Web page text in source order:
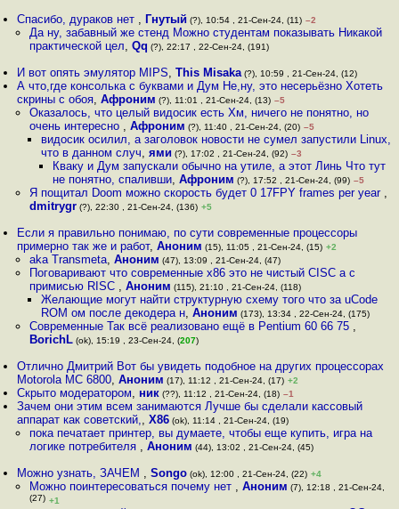
Спасибо, дураков нет , Гнутый (?), 10:54 , 21-Сен-24, (11) –2
Да ну, забавный же стенд Можно студентам показывать Никакой
практической цел, Qq (?), 22:17 , 22-Сен-24, (191)
И вот опять эмулятор MIPS,This Misaka (?), 10:59 , 21-Сен-24, (12)
А что,где консолька с буквами и Дум Не,ну, это несерьёзно Хотеть
скрины с обоя,Афроним (?), 11:01 , 21-Сен-24, (13) –5
Оказалось, что целый видосик есть Хм, ничего не понятно, но
очень интересно , Афроним (?), 11:40 , 21-Сен-24, (20) –5
видосик осилил, а заголовок новости не сумел запустили Linux,
что в данном случ, ями (?), 17:02 , 21-Сен-24, (92) –3
Кваку и Дум запускали обычно на утиле, а этот Линь Что тут
не понятно, спаливши,Афроним (?), 17:52 , 21-Сен-24, (99) –5
Я пощитал Doom можно скорость будет 0 17FPY frames per year ,
dmitrygr(?), 22:30 , 21-Сен-24, (136) +5
Если я правильно понимаю, по сути современные процессоры
примерно так же и работ,Аноним (15), 11:05 , 21-Сен-24, (15) +2
aka Transmeta, Аноним (47), 13:09 , 21-Сен-24, (47)
Поговаривают что современные x86 это не чистый CISC а с
примисью RISC , Аноним (115), 21:10 , 21-Сен-24, (118)
Желающие могут найти структурную схему того что за uCode
ROM ом после декодера н, Аноним (173), 13:34 , 22-Сен-24, (175)
Современные Так всё реализовано ещё в Pentium 60 66 75 ,
BorichL(ok), 15:19 , 23-Сен-24, (207)
Отлично Дмитрий Вот бы увидеть подобное на других процессорах
Motorola MC 6800,Аноним (17), 11:12 , 21-Сен-24, (17) +2
Скрыто модератором, ник (??), 11:12 , 21-Сен-24, (18) –1
Зачем они этим всем занимаются Лучше бы сделали кассовый
аппарат как советский,,X86 (ok), 11:14 , 21-Сен-24, (19)
пока печатает принтер, вы думаете, чтобы еще купить, игра на
логике потребителя , Аноним (44), 13:02 , 21-Сен-24, (45)
Можно узнать, ЗАЧЕМ ,Songo (ok), 12:00 , 21-Сен-24, (22) +4
Можно поинтересоваться почему нет , Аноним (7), 12:18 , 21-Сен-24,
(27) +1